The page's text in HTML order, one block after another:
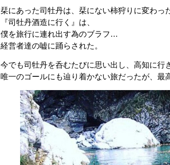
栞にあった司牡丹は、栞にない柿狩りに変わっ
『司牡丹酒造に行く』は、
僕を旅行に連れ出す為のブラフ…
経営者達の嘘に踊らされた。
今でも司牡丹を呑むたびに思い出し、高知に行
唯一のゴールにも辿り着かない旅だったが、最